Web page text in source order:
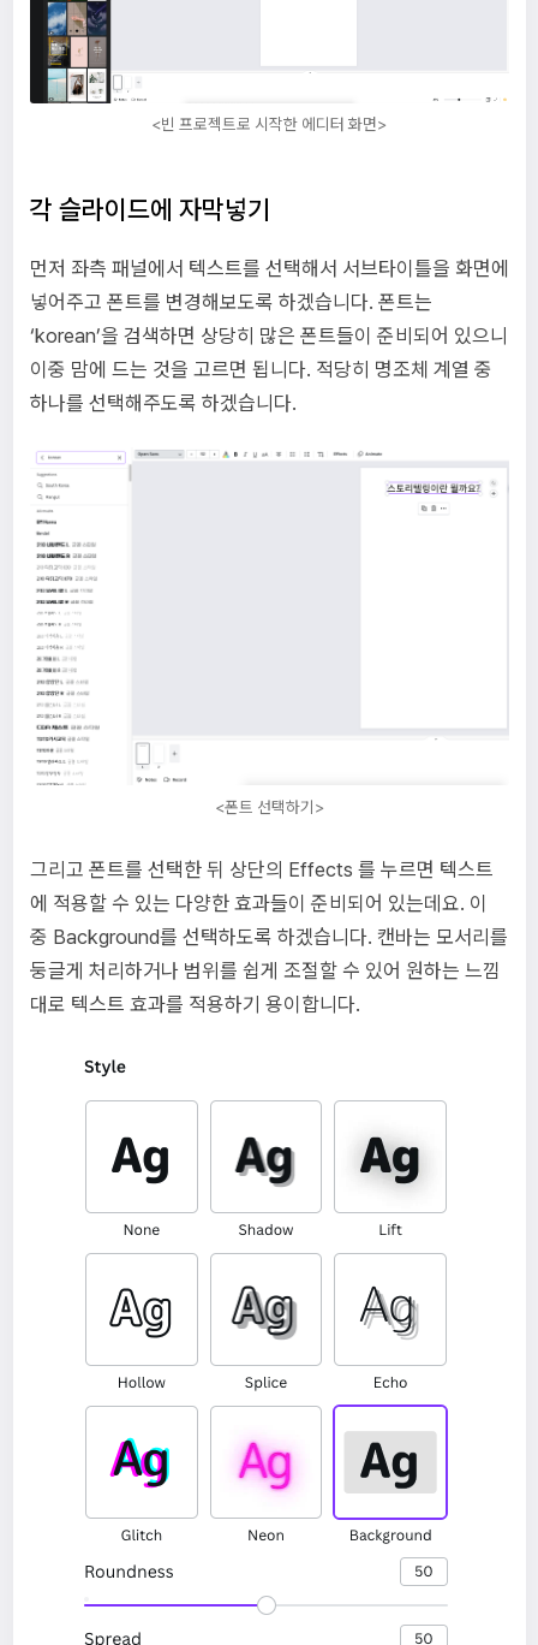
<빈 프로젝트로 시작한 에디터 화면>
각 슬라이드에 자막넣기
먼저 좌측 패널에서 텍스트를 선택해서 서브타이틀을 화면에
넣어주고 폰트를 변경해보도록 하겠습니다. 폰트는
‘korean’을 검색하면 상당히 많은 폰트들이 준비되어 있으니
이중 맘에 드는 것을 고르면 됩니다. 적당히 명조체 계열 중
하나를 선택해주도록 하겠습니다.
<폰트 선택하기>
그리고 폰트를 선택한 뒤 상단의 Effects 를 누르면 텍스트
에 적용할 수 있는 다양한 효과들이 준비되어 있는데요. 이
중 Background를 선택하도록 하겠습니다. 캔바는 모서리를
둥글게 처리하거나 범위를 쉽게 조절할 수 있어 원하는 느낌
대로 텍스트 효과를 적용하기 용이합니다.